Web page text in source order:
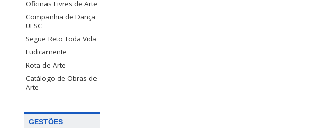
Oficinas Livres de Arte
Companhia de Dança
UFSC
Segue Reto Toda Vida
Ludicamente
Rota de Arte
Catálogo de Obras de
Arte
GESTÕES